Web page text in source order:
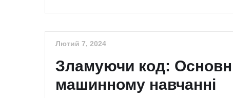
Лютий 7, 2024
Зламуючи код:
машинному навчанні